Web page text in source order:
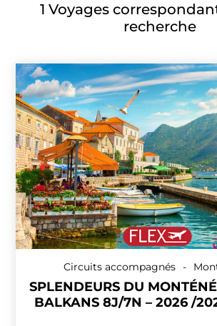
1 Voyages
recherche
Circuits accompagnés -
SPLENDEURS DU
BALKANS 8J/7N – 2026 /